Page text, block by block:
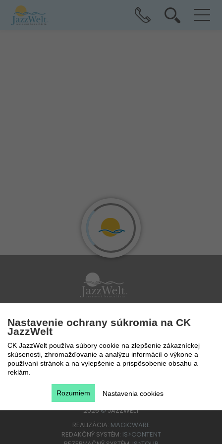
Po - Pi 9 - 17 hod
0850 777 888
2026©JAZZWELT
REALIZÁCIA: MAGICWARE
REDAKČNÝ SYSTÉM: IS>CONTENT
Nastavenie ochrany súkromia na CK
JazzWelt
CK JazzWelt používa súbory cookie na zlepšenie zákazníckej
skúsenosti, zhromažďovanie a analýzu informácií o výkone a
používaní stránok a na vylepšenie a prispôsobenie obsahu a
reklám.
Nastavenia cookies
Rozumiem